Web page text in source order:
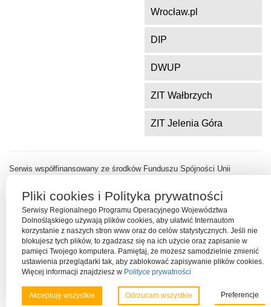
Wrocław.pl
DIP
DWUP
ZIT Wałbrzych
ZIT Jelenia Góra
Serwis współfinansowany ze środków Funduszu Spójności Unii
2014-2020
Pliki cookies i Polityka prywatności
Serwisy Regionalnego Programu Operacyjnego Województwa
Dolnośląskiego używają plików cookies, aby ułatwić Internautom
korzystanie z naszych stron www oraz do celów statystycznych. Jeśli nie
blokujesz tych plików, to zgadzasz się na ich użycie oraz zapisanie w
pamięci Twojego komputera. Pamiętaj, że możesz samodzielnie zmienić
ustawienia przeglądarki tak, aby zablokować zapisywanie plików cookies.
Więcej informacji znajdziesz w Polityce prywatności
Akceptuję wszystkie Odrzucam wszystkie Preferencje